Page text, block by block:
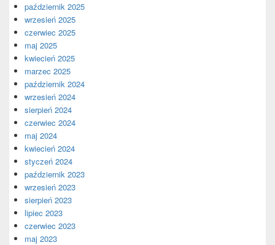
październik 2025
wrzesień 2025
czerwiec 2025
maj 2025
kwiecień 2025
marzec 2025
październik 2024
wrzesień 2024
sierpień 2024
czerwiec 2024
maj 2024
kwiecień 2024
styczeń 2024
październik 2023
wrzesień 2023
sierpień 2023
lipiec 2023
czerwiec 2023
maj 2023